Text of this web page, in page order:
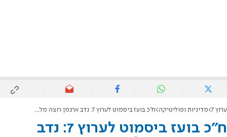
ערוץ 7 מדיניות ופוליטיקה ח"כ בועז ביסמוט לערוץ 7: נדב ארגמן רוצה מלחמת אזרחים
ח"כ בועז ביסמוט לערוץ 7: נדב